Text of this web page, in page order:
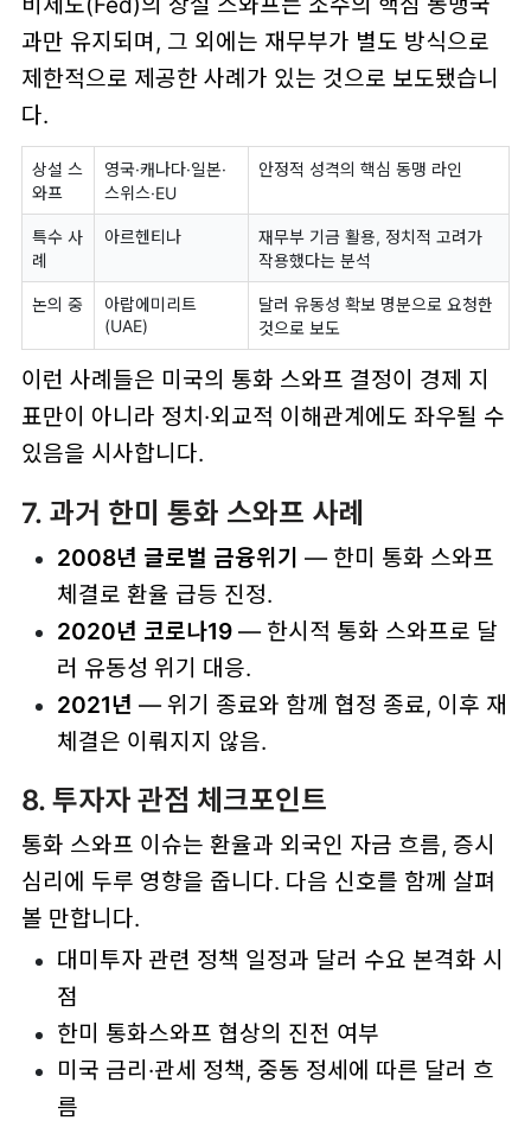
과만 유지되며, 그 외에는 재무부가 별도 방식으로
제한적으로 제공한 사례가 있는 것으로 보도됐습니
다.
상설 스
와프
영국·캐나다·일본·
스위스·EU
안정적 성격의 핵심 동맹 라인
특수 사
례
아르헨티나
재무부 기금 활용, 정치적 고려가
작용했다는 분석
논의 중
아랍에미리트
(UAE)
달러 유동성 확보 명분으로 요청한
것으로 보도
이런 사례들은 미국의 통화 스와프 결정이 경제 지
표만이 아니라 정치·외교적 이해관계에도 좌우될 수
있음을 시사합니다.
7. 과거 한미 통화 스와프 사례
2008년 글로벌 금융위기 — 한미 통화 스와프
체결로 환율 급등 진정.
2020년 코로나19— 한시적 통화 스와프로 달
러 유동성 위기 대응.
2021년 — 위기 종료와 함께 협정 종료, 이후 재
체결은 이뤄지지 않음.
8. 투자자 관점 체크포인트
통화 스와프 이슈는 환율과 외국인 자금 흐름, 증시
심리에 두루 영향을 줍니다. 다음 신호를 함께 살펴
볼 만합니다.
대미투자 관련 정책 일정과 달러 수요 본격화 시
점
한미 통화스와프 협상의 진전 여부
미국 금리·관세 정책, 중동 정세에 따른 달러 흐
름